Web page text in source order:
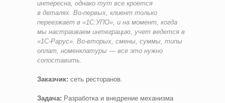
интересна, однако тут все кроется
в деталях. Во‑первых, клиент только
переезжает в «1С:УПО», и на момент, когда
мы настраиваем интеграцию, учет ведется в
«1С‑Рарус». Во‑вторых, смены, суммы, типы
оплат, номенклатуры — все это нужно
сопоставить.
Заказчик: сеть ресторанов.
Задача: Разработка и внедрение механизма